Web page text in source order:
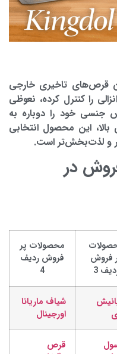
بهترین قرص‌های تاخیری خارجی
را کنترل کرده، نعوظی
جنسی خود را دوباره به
این محصول انتخابی
و لذت‌بخش‌تر است.
در
فروش
3
محصولات پر
فروش ردیف
4
شیاف ماریانا
اورجینال
قرص